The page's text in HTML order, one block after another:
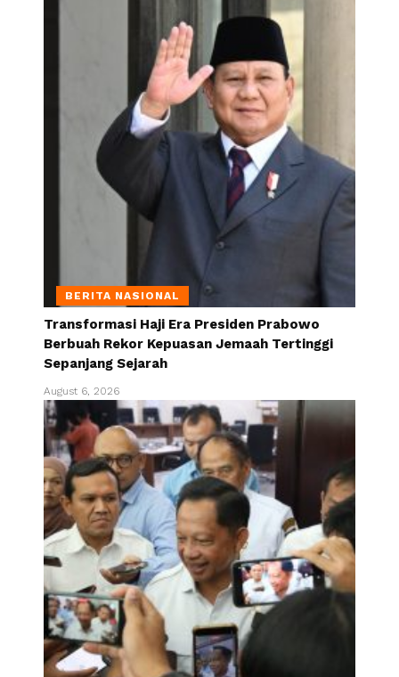
BERITA NASIONAL
Transformasi Haji Era Presiden Prabowo
Berbuah Rekor Kepuasan Jemaah Tertinggi
Sepanjang Sejarah
August 6, 2026